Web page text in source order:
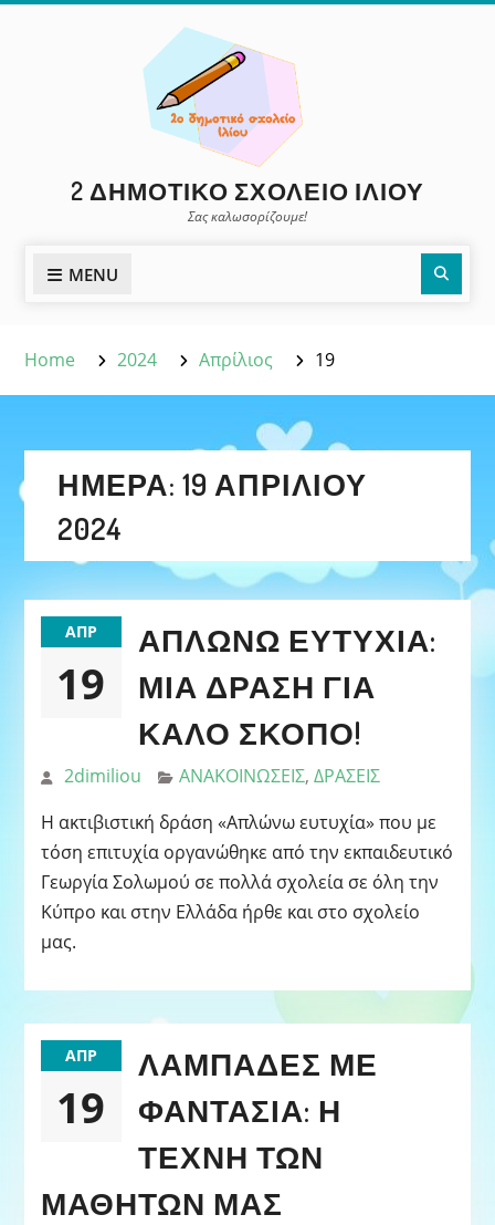
2 ΔΗΜΟΤΙΚΌ ΣΧΟΛΕΊΟ ΙΛΊΟΥ
Σας καλωσορίζουμε!
MENU
Home 2024 Απρίλιος 19
ΗΜΈΡΑ: 19 ΑΠΡΙΛΊΟΥ
2024
ΑΠΡ
19
ΑΠΛΏΝΩ ΕΥΤΥΧΊΑ:
ΜΙΑ ΔΡΆΣΗ ΓΙΑ
ΚΑΛΌ ΣΚΟΠΌ!
2dimiliou ΑΝΑΚΟΙΝΩΣΕΙΣ, ΔΡΑΣΕΙΣ
Η ακτιβιστική δράση «Απλώνω ευτυχία» που με
τόση επιτυχία οργανώθηκε από την εκπαιδευτικό
Γεωργία Σολωμού σε πολλά σχολεία σε όλη την
Κύπρο και στην Ελλάδα ήρθε και στο σχολείο
μας.
ΑΠΡ
19
ΛΑΜΠΆΔΕΣ ΜΕ
ΦΑΝΤΑΣΊΑ: Η
ΤΈΧΝΗ ΤΩΝ
ΜΑΘΗΤΏΝ ΜΑΣ